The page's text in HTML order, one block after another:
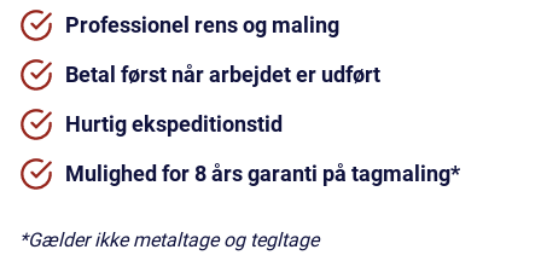
Professionel rens og maling
Betal først når arbejdet er udført
Hurtig ekspeditionstid
Mulighed for 8 års garanti på tagmaling*
*Gælder ikke metaltage og tegltage